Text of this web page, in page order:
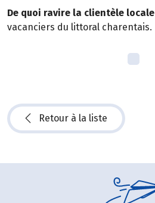
De quoi ravire la clientèle locale
vacanciers du littoral charentais.
Retour à la liste